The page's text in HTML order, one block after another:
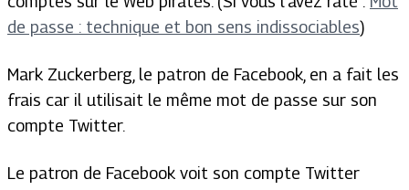
de passe : technique et bon sens indissociables)
Mark Zuckerberg, le patron de Facebook, en a fait les
frais car il utilisait le même mot de passe sur son
compte Twitter.
Le patron de Facebook voit son compte Twitter